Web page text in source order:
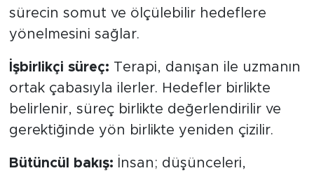
sürecin somut ve ölçülebilir hedeflere
yönelmesini sağlar.
İşbirlikçi süreç: Terapi, danışan ile uzmanın
ortak çabasıyla ilerler. Hedefler birlikte
belirlenir, süreç birlikte değerlendirilir ve
gerektiğinde yön birlikte yeniden çizilir.
Bütüncül bakış: İnsan; düşünceleri,